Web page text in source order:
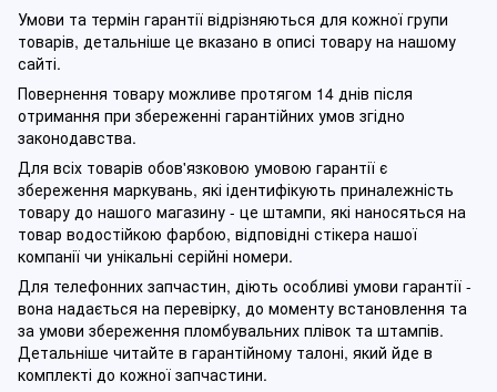
Умови та термін гарантії відрізняються для кожної групи
товарів, детальніше це вказано в описі товару на нашому
сайті.
Повернення товару можливе протягом 14 днів після
отримання при збереженні гарантійних умов згідно
законодавства.
Для всіх товарів обов'язковою умовою гарантії є
збереження маркувань, які ідентифікують приналежність
товару до нашого магазину - це штампи, які наносяться на
товар водостійкою фарбою, відповідні стікера нашої
компанії чи унікальні серійні номери.
Для телефонних запчастин, діють особливі умови гарантії -
вона надається на перевірку, до моменту встановлення та
за умови збереження пломбувальних плівок та штампів.
Детальніше читайте в гарантійному талоні, який йде в
комплекті до кожної запчастини.